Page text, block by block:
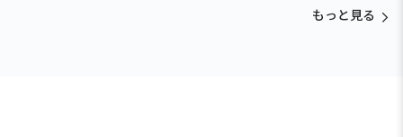
もっと見る